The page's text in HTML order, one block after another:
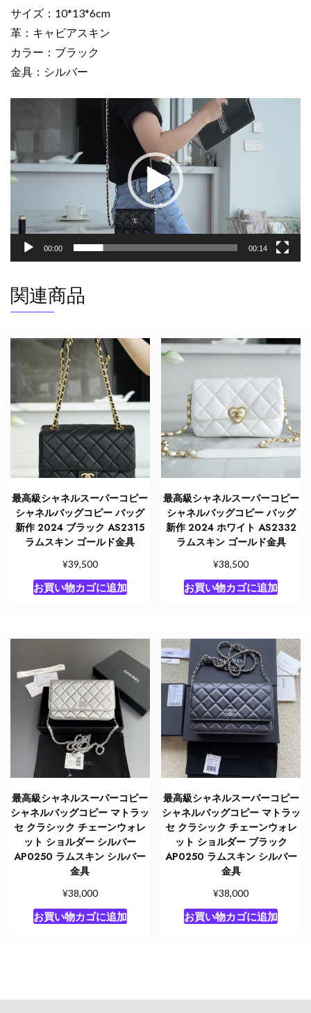
ラ
ッ
AS2325
キ
ス
キ
ン
バ
金
個
サイズ：10*13*6cm
革：キャビアスキン
カラー：ブラック
金具：シルバー
プ
レ
ー
00:00 00:14
関連商品
最高級シャネルスーパーコピー
シャネルバッグコピー バッグ
新作 2024 ブラック AS2315
ラムスキン ゴールド金具
¥39,500
お買い物カゴに追加
最高級シャネルスーパーコピー
シャネルバッグコピー バッグ
新作 2024 ホワイト AS2332
ラムスキン ゴールド金具
¥38,500
お買い物カゴに追加
最高級シャネルスーパーコピー
シャネルバッグコピー マトラッ
セ クラシック チェーンウォレ
ット ショルダー シルバー
AP0250 ラムスキン シルバー
金具
¥38,000
お買い物カゴに追加
最高級シャネルスーパーコピー
シャネルバッグコピー マトラッ
セ クラシック チェーンウォレ
ット ショルダー ブラック
AP0250 ラムスキン シルバー
金具
¥38,000
お買い物カゴに追加